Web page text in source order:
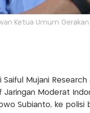
Ketua Umum
Saiful Mujani Research
Jaringan Moderat
Subianto, ke